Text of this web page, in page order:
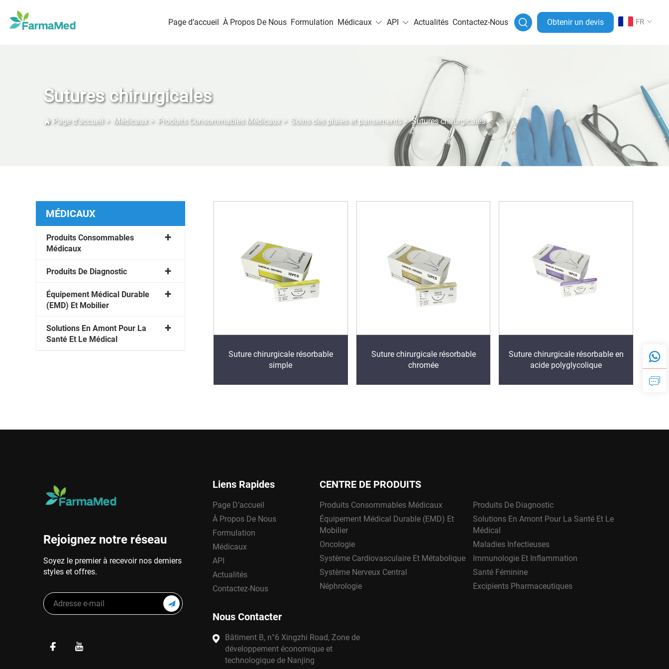
Page d’accueil À Propos De Nous Formulation Médicaux API Actualités Contactez-Nous Obtenir un devis FR
Sutures chirurgicales
Page d’accueil> Médicaux> Produits Consommables Médicaux> Soins des plaies et pansements>Sutures chirurgicales
MÉDICAUX
Produits Consommables
Médicaux
Produits De Diagnostic
Équipement Médical Durable
(EMD) Et Mobilier
Solutions En Amont Pour La
Santé Et Le Médical
Suture chirurgicale résorbable
simple
Suture chirurgicale résorbable
chromée
Suture chirurgicale résorbable en
acide polyglycolique
Rejoignez notre réseau
Soyez le premier à recevoir nos derniers
styles et offres.
Liens Rapides
Page D’accueil
À Propos De Nous
Formulation
Médicaux
API
Actualités
Contactez-Nous
CENTRE DE PRODUITS
Produits Consommables Médicaux
Produits De Diagnostic
Équipement Médical Durable (EMD) Et
Mobilier
Solutions En Amont Pour La Santé Et Le
Médical
Oncologie
Maladies Infectieuses
Système Cardiovasculaire Et Métabolique
Immunologie Et Inflammation
Système Nerveux Central
Santé Féminine
Néphrologie
Excipients Pharmaceutiques
Nous Contacter
Bâtiment B, n°6 Xingzhi Road, Zone de
développement économique et
technologique de Nanjing